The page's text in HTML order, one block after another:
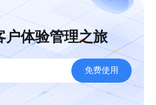
户体验管理之旅
免费使用